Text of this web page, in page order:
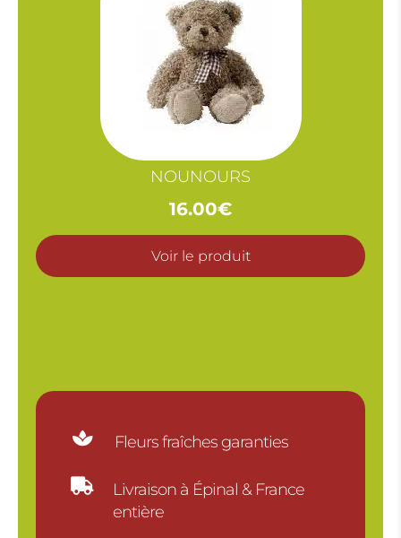
NOUNOURS
16.00€
Voir le produit
 Fleurs fraîches garanties

Livraison à Épinal & France
entière